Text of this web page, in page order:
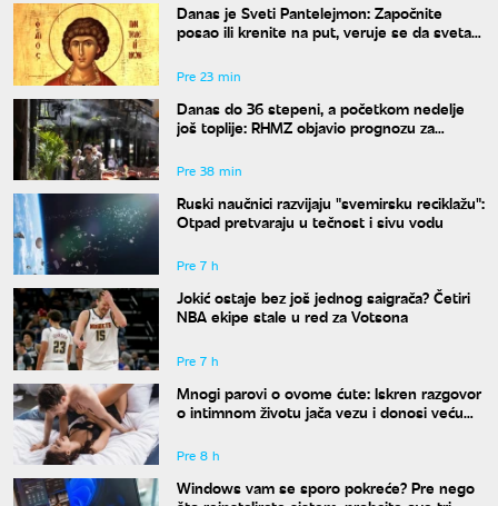
Danas je Sveti Pantelejmon: Započnite
posao ili krenite na put, veruje se da svetac
Pre 23 min
Danas do 36 stepeni, a početkom nedelje
još toplije: RHMZ objavio prognozu za
Pre 38 min
Ruski naučnici razvijaju "svemirsku reciklažu":
Otpad pretvaraju u tečnost i sivu vodu
Pre 7 h
Jokić ostaje bez još jednog saigrača? Četiri
NBA ekipe stale u red za Votsona
Pre 7 h
Mnogi parovi o ovome ćute: Iskren razgovor
o intimnom životu jača vezu i donosi veću
Pre 8 h
Windows vam se sporo pokreće? Pre nego